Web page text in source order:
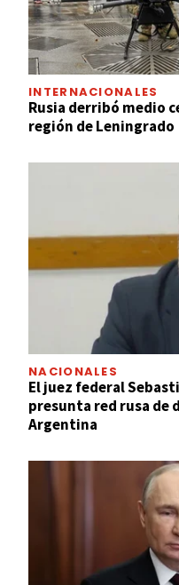
INTERNACIONALES
Rusia derribó medio
región de Leningrado
NACIONALES
El juez federal
presunta red rusa de
Argentina